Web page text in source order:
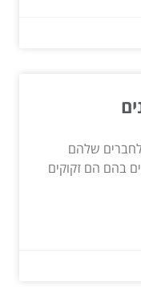
שלהם
בהם הם זקוקים